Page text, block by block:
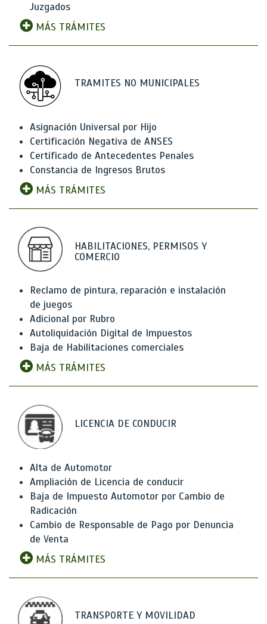
Juzgados
MÁS TRÁMITES
TRAMITES NO MUNICIPALES
Asignación Universal por Hijo
Certificación Negativa de ANSES
Certificado de Antecedentes Penales
Constancia de Ingresos Brutos
MÁS TRÁMITES
HABILITACIONES, PERMISOS Y
COMERCIO
Reclamo de pintura, reparación e instalación
de juegos
Adicional por Rubro
Autoliquidación Digital de Impuestos
Baja de Habilitaciones comerciales
MÁS TRÁMITES
LICENCIA DE CONDUCIR
Alta de Automotor
Ampliación de Licencia de conducir
Baja de Impuesto Automotor por Cambio de
Radicación
Cambio de Responsable de Pago por Denuncia
de Venta
MÁS TRÁMITES
TRANSPORTE Y MOVILIDAD